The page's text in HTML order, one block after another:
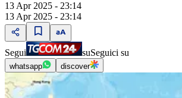
13 Apr 2025 - 23:14
13 Apr 2025 - 23:14
Segui suSeguici su
whatsapp discover